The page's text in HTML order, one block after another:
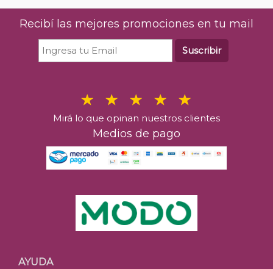
Recibí las mejores promociones en tu mail
Suscribir
Mirá lo que opinan nuestros clientes
Medios de pago
AYUDA